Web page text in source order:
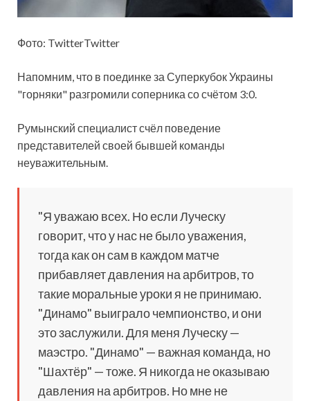
Фото: TwitterTwitter
Напомним, что в поединке за Суперкубок Украины
"горняки" разгромили соперника со счётом 3:0.
Румынский специалист счёл поведение
представителей своей бывшей команды
неуважительным.
"Я уважаю всех. Но если Луческу
говорит, что у нас не было уважения,
тогда как он сам в каждом матче
прибавляет давления на арбитров, то
такие моральные уроки я не принимаю.
"Динамо" выиграло чемпионство, и они
это заслужили. Для меня Луческу —
маэстро. "Динамо" — важная команда, но
"Шахтёр" — тоже. Я никогда не оказываю
давления на арбитров. Но мне не